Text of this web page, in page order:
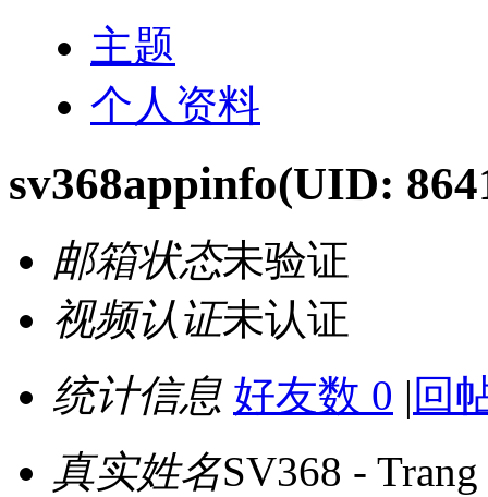
主题
个人资料
sv368appinfo(UID:
邮箱状态未验证
视频认证未认证
统计信息 好友数 0 | 回
真实姓名SV368 -